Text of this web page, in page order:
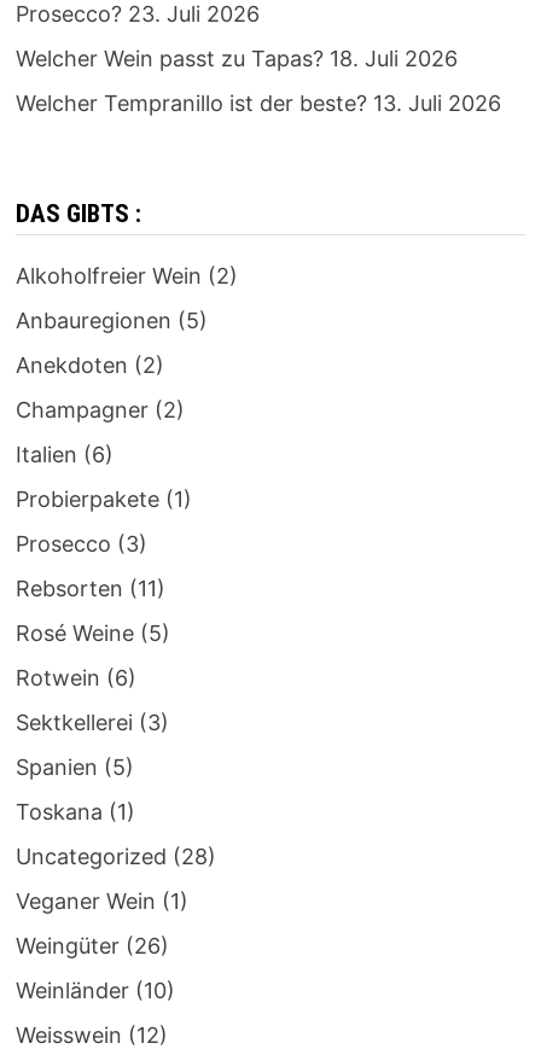
Prosecco? 23. Juli 2026
Welcher Wein passt zu Tapas? 18. Juli 2026
Welcher Tempranillo ist der beste? 13. Juli 2026
DAS GIBTS :
Alkoholfreier Wein (2)
Anbauregionen (5)
Anekdoten (2)
Champagner(2)
Italien (6)
Probierpakete(1)
Prosecco (3)
Rebsorten (11)
Rosé Weine(5)
Rotwein (6)
Sektkellerei (3)
Spanien (5)
Toskana (1)
Uncategorized (28)
Veganer Wein (1)
Weingüter(26)
Weinländer(10)
Weisswein (12)